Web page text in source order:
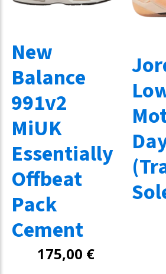
New
Balance
991v2
MiUK
Essentially
Offbeat
Pack
Cement
175,00 €